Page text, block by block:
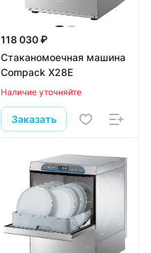
118 030 ₽
Стаканомоечная машина
Compack X28E
Наличие уточняйте
Заказать